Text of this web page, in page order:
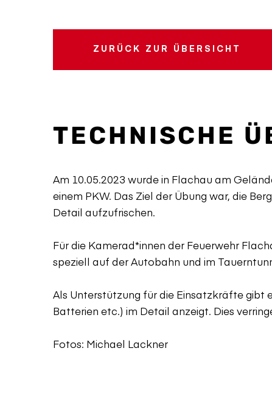
ZURÜCK ZUR ÜBERSICHT
TECHNISCHE
Am 10.05.2023 wurde in Flachau am
einem PKW. Das Ziel der Übung war, die
Detail aufzufrischen.
Für die Kamerad*innen der Feuerwehr
speziell auf der Autobahn und im
Als Unterstützung für die Einsatzkräfte gibt
Batterien etc.) im Detail anzeigt. Dies
Fotos: Michael Lackner